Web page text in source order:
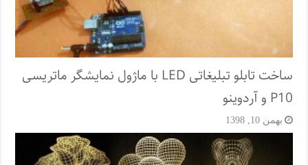
ساخت تابلو تبلیغاتی LED با ماژول نمایشگر ماتریسی
P10 و آردوینو
بهمن 10, 1398